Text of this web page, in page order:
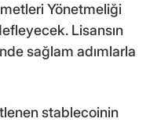
Yönetmeliği
Lisansın
sağlam adımlarla
stablecoinin